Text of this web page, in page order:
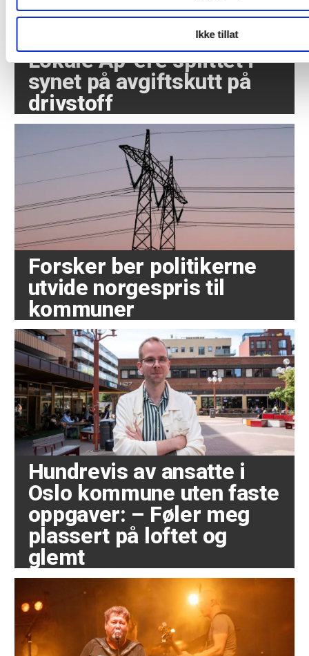
Ikke tillat
Lokale Ap-ere splittet i
synet på avgiftskutt på
drivstoff
Forsker ber politikerne
utvide norgespris til
kommuner
Hundrevis av ansatte i
Oslo kommune uten faste
oppgaver: – Føler meg
plassert på loftet og
glemt